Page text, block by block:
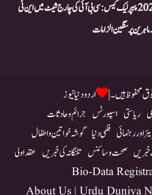
نیٹ-یو جی 2026 پیپر لیک کیس: سی بی آئی کی چارج شیٹ میں این ٹی
پر سنگین الزامات
اردو دنیا نیوز
ریاستی اسپورٹس جرائم و حادثات
اور رہنمائی فلمی دنیا گوشہ خواتین و اطفال
صحت و سائنس تلنگانہ کی خبریں عقد اولی
Bio-Data
About Us | Urdu Duniya